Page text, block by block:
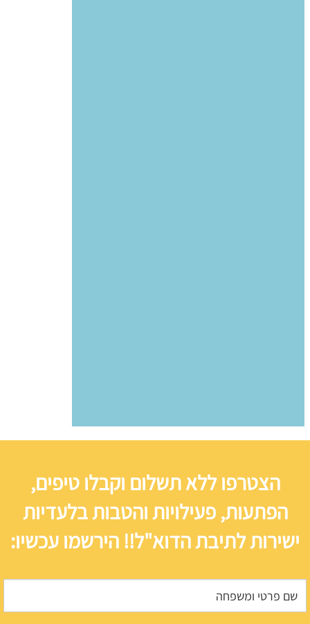
הצטרפו ללא תשלום וקבלו טיפים,
הפתעות, פעילויות והטבות בלעדיות
ישירות לתיבת הדוא"ל!! הירשמו עכשיו: